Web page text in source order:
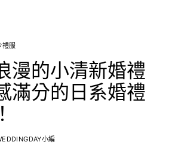
禮服
漫的小清新婚禮
滿分的日系婚禮
小編